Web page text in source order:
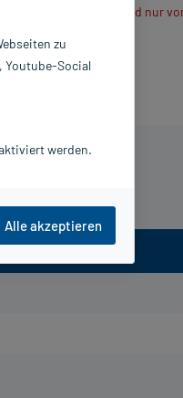
daher Versand nur
zu
Youtube-Social
werden.
Alle akzeptieren